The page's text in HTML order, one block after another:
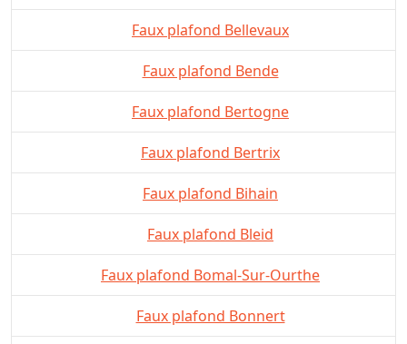
Faux plafond Bellevaux
Faux plafond Bende
Faux plafond Bertogne
Faux plafond Bertrix
Faux plafond Bihain
Faux plafond Bleid
Faux plafond Bomal-Sur-Ourthe
Faux plafond Bonnert